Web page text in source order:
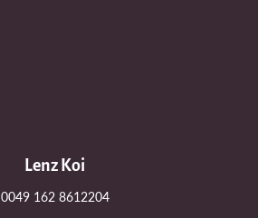
Lenz Koi
0049 162 8612204